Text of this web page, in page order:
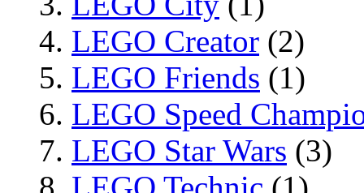
LEGO Creator (2)
LEGO Friends (1)
LEGO Speed
LEGO Star Wars (3)